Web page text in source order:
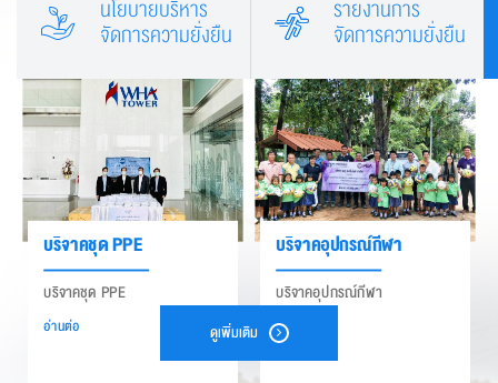
นโยบายบริหาร
จัดการความยั่งยืน
รายงานการ
จัดการความยั่งยืน
บริจาคชุด PPE
บริจาคชุด PPE
อ่านต่อ
บริจาคอุปกรณ์กีฬา
บริจาคอุปกรณ์กีฬา
อ่านต่อ
ดูเพิ่มเติม